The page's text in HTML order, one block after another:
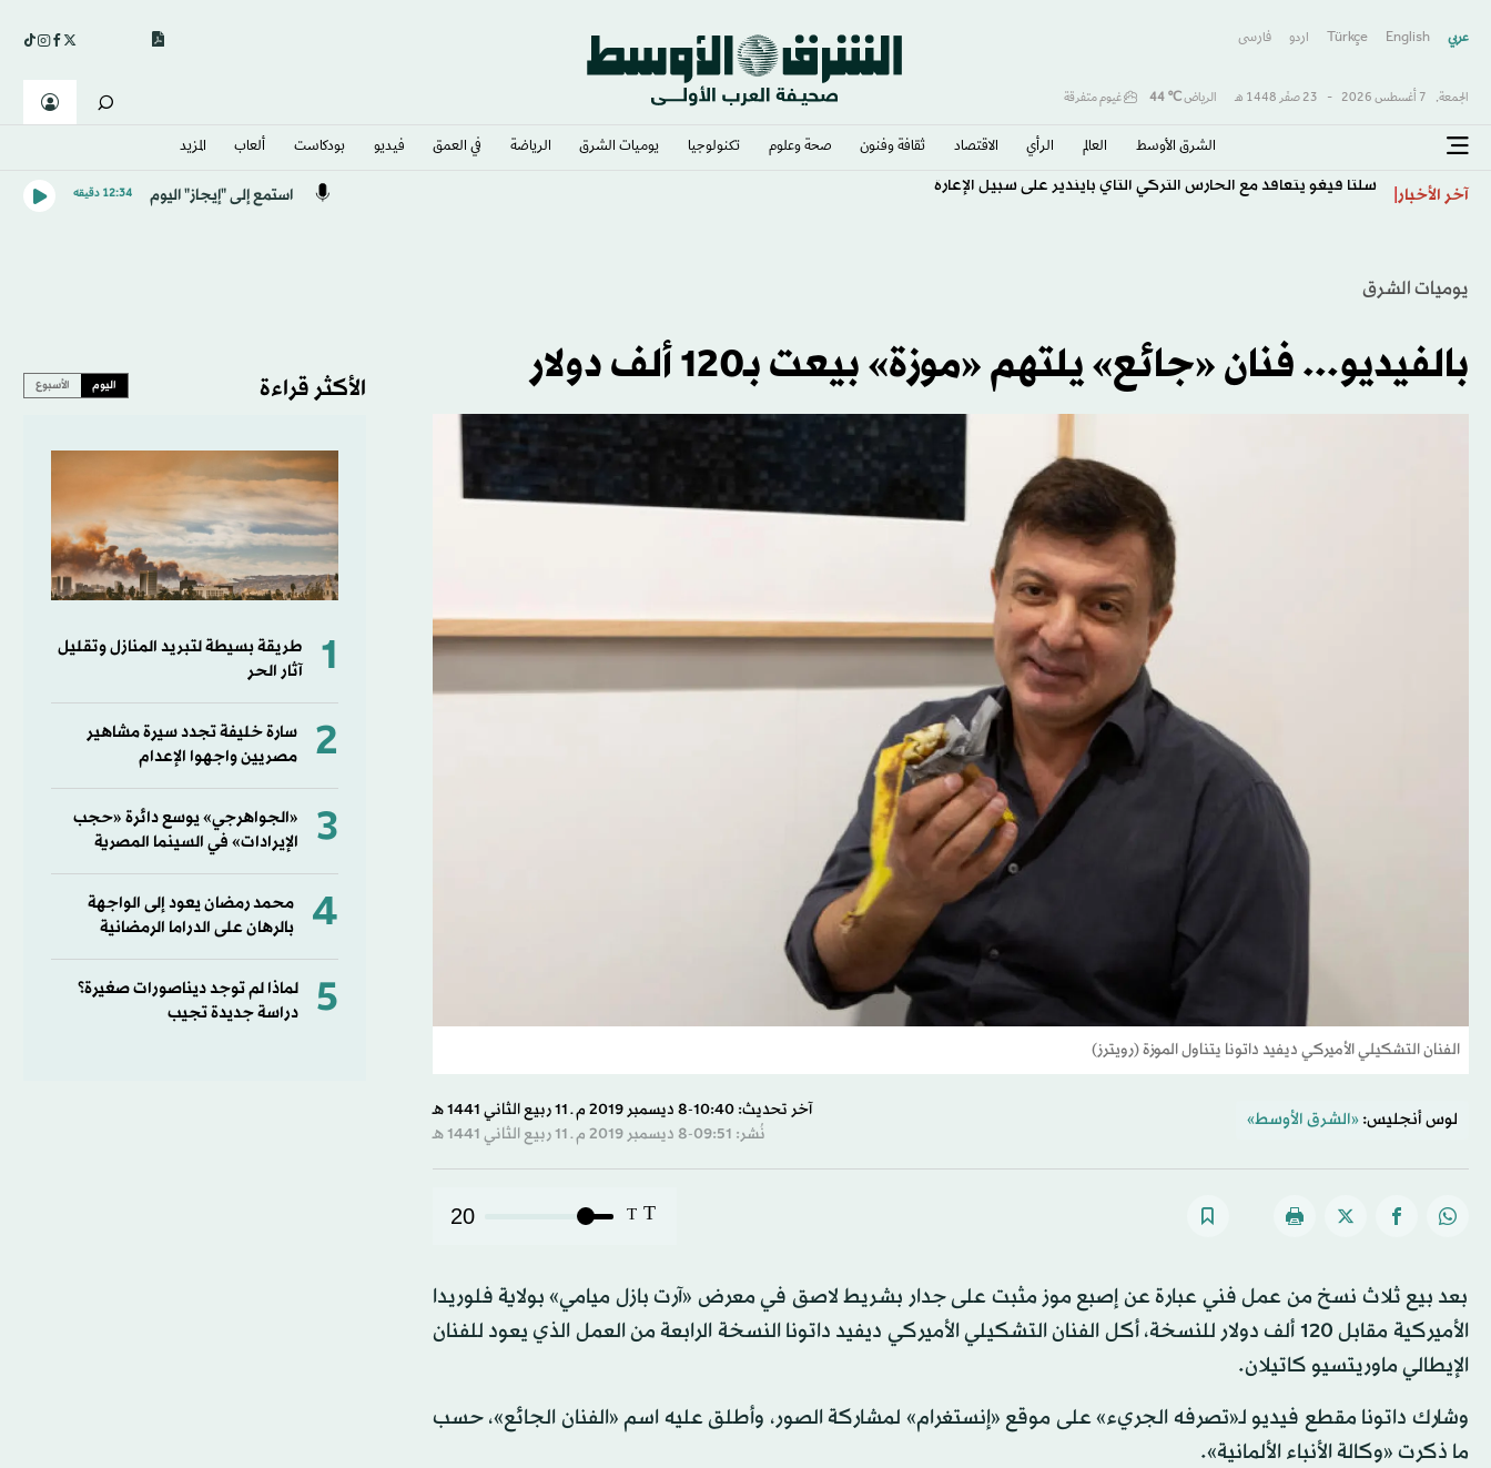
عربي English
Türkçe اردو فارسى
الجمعة, 7 أغسطس 2026 - 23 صفَر 1448 هـ الرياض℃
44 غيوم متفرقة
الشرق الأوسط​ العالم الرأي الاقتصاد ثقافة وفنون صحة وعلوم تكنولوجيا يوميات الشرق​ الرياضة في العمق فيديو بودكاست ألعاب المزيد
آخر الأخبار سلتا فيغو يتعاقد مع الحارس التركي ألتاي بايندير على سبيل الإعارة استمع إلى "إيجاز" اليوم 12:34 دقيقه
يوميات الشرق
بالفيديو... فنان «جائع» يلتهم «موزة» بيعت بـ120 ألف دولار
الفنان التشكيلي الأميركي ديفيد داتونا يتناول الموزة (رويترز)
لوس أنجليس: «الشرق الأوسط»
آخر تحديث: 10:40-8 ديسمبر 2019 م ـ 11 ربيع الثاني 1441 هـ
نُشر: 09:51-8 ديسمبر 2019 م ـ 11 ربيع الثاني 1441 هـ
T
T
20
بعد بيع ثلاث نسخ من عمل فني عبارة عن إصبع موز مثبت على جدار بشريط لاصق في معرض «آرت بازل ميامي» بولاية فلوريدا
الأميركية مقابل 120 ألف دولار للنسخة، أكل الفنان التشكيلي الأميركي ديفيد داتونا النسخة الرابعة من العمل الذي يعود للفنان
الإيطالي ماوريتسيو كاتيلان.
وشارك داتونا مقطع فيديو لـ«تصرفه الجريء» على موقع «إنستغرام» لمشاركة الصور، وأطلق عليه اسم «الفنان الجائع»، حسب
ما ذكرت «وكالة الأنباء الألمانية».
الأكثر قراءة اليوم الأسبوع
1
طريقة بسيطة لتبريد المنازل وتقليل
آثار الحر
2
سارة خليفة تجدد سيرة مشاهير
مصريين واجهوا الإعدام
3
«الجواهرجي» يوسع دائرة «حجب
الإيرادات» في السينما المصرية
4
محمد رمضان يعود إلى الواجهة
بالرهان على الدراما الرمضانية
5
لماذا لم توجد ديناصورات صغيرة؟
دراسة جديدة تجيب